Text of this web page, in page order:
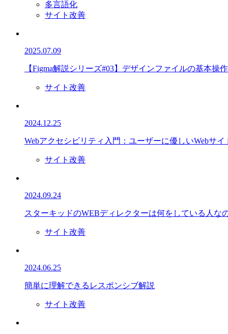
多言語化
サイト改善
2025.07.09
【Figma解説シリーズ#03】デザインファイルの基本操作
サイト改善
2024.12.25
Webアクセシビリティ入門：ユーザーに優しいWebサイ
サイト改善
2024.09.24
スターキッドのWEBディレクターは何をしている人な
サイト改善
2024.06.25
簡単に理解できるレスポンシブ解説
サイト改善